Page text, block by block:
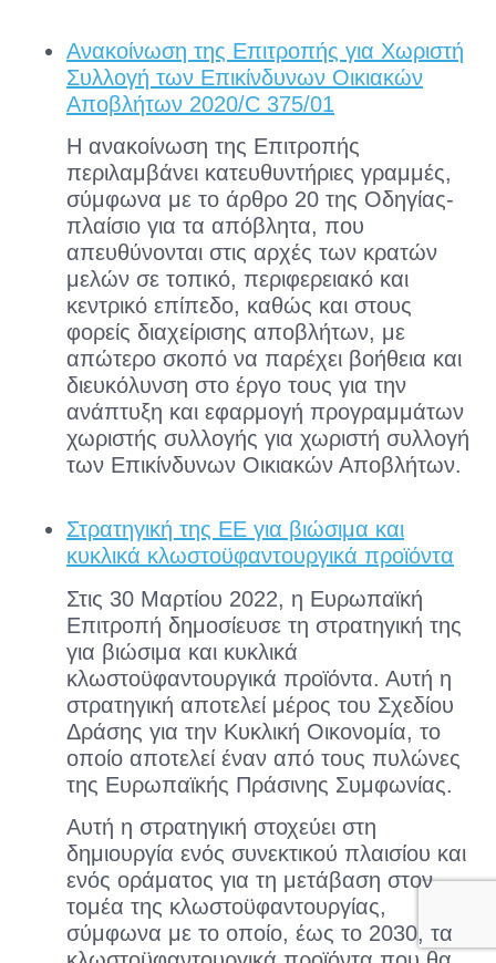
Ανακοίνωση της Επιτροπής για Χωριστή
Συλλογή των Επικίνδυνων Οικιακών
Αποβλήτων 2020/C 375/01
Η ανακοίνωση της Επιτροπής
περιλαμβάνει κατευθυντήριες γραμμές,
σύμφωνα με το άρθρο 20 της Οδηγίας-
πλαίσιο για τα απόβλητα, που
απευθύνονται στις αρχές των κρατών
μελών σε τοπικό, περιφερειακό και
κεντρικό επίπεδο, καθώς και στους
φορείς διαχείρισης αποβλήτων, με
απώτερο σκοπό να παρέχει βοήθεια και
διευκόλυνση στο έργο τους για την
ανάπτυξη και εφαρμογή προγραμμάτων
χωριστής συλλογής για χωριστή συλλογή
των Επικίνδυνων Οικιακών Αποβλήτων.
Στρατηγική της ΕΕ για βιώσιμα και
κυκλικά κλωστοϋφαντουργικά προϊόντα
Στις 30 Μαρτίου 2022, η Ευρωπαϊκή
Επιτροπή δημοσίευσε τη στρατηγική της
για βιώσιμα και κυκλικά
κλωστοϋφαντουργικά προϊόντα. Αυτή η
στρατηγική αποτελεί μέρος του Σχεδίου
Δράσης για την Κυκλική Οικονομία, το
οποίο αποτελεί έναν από τους πυλώνες
της Ευρωπαϊκής Πράσινης Συμφωνίας.
Αυτή η στρατηγική στοχεύει στη
δημιουργία ενός συνεκτικού πλαισίου και
ενός οράματος για τη μετάβαση στον
τομέα της κλωστοϋφαντουργίας,
σύμφωνα με το οποίο, έως το 2030, τα